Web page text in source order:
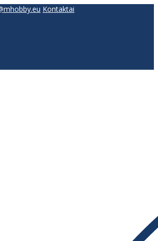
Kontaktai